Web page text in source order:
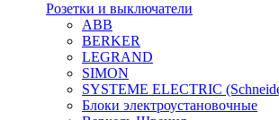
Розетки и выключатели
ABB
BERKER
LEGRAND
SIMON
SYSTEME ELECTRIC
Блоки электроустановочные